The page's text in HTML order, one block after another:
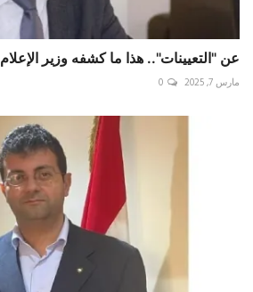
عن "التعيينات".. هذا ما كشفه وزير الإعلام
مارس 7, 2025 0